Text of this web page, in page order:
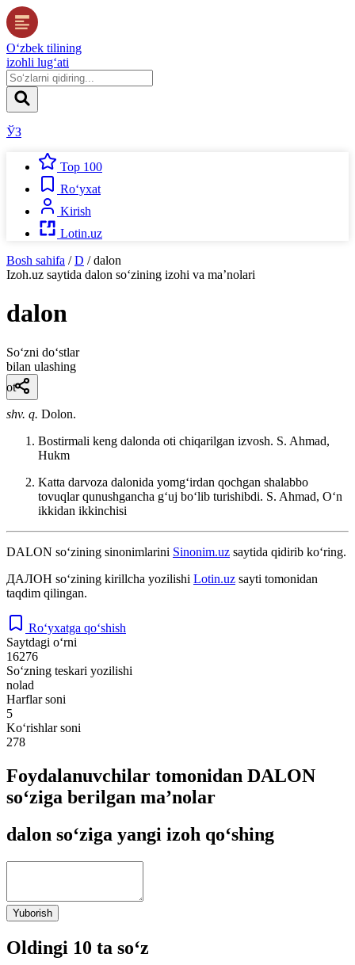
O‘zbek tilining
izohli lug‘ati
ЎЗ
Top 100
Ro‘yxat
Kirish
Lotin.uz
Bosh sahifa / D / dalon
Izoh.uz saytida dalon so‘zining izohi va ma’nolari
dalon
So‘zni do‘stlar
bilan ulashing
ot
shv. q. Dolon.
Bostirmali keng dalonda oti chiqarilgan izvosh. S. Ahmad,
Hukm
Katta darvoza dalonida yomgʻirdan qochgan shalabbo
tovuqlar qunushgancha gʻuj boʻlib turishibdi. S. Ahmad, Oʻn
ikkidan ikkinchisi
DALON so‘zining sinonimlarini Sinonim.uz saytida qidirib ko‘ring.
ДАЛОН so‘zining kirillcha yozilishi Lotin.uz sayti tomonidan
taqdim qilingan.
Ro‘yxatga qo‘shish
Saytdagi o‘rni
16276
So‘zning teskari yozilishi
nolad
Harflar soni
5
Ko‘rishlar soni
278
Foydalanuvchilar tomonidan DALON
so‘ziga berilgan ma’nolar
dalon so‘ziga yangi izoh qo‘shing
Yuborish
Oldingi 10 ta so‘z